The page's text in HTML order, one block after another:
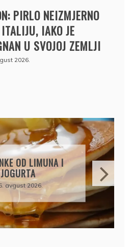
PIRLO NEIZMJERNO
IAKO JE
U SVOJOJ ZEMLJI
2026.
BEZ PEČENJA:
MALINE I
U SAVRŠENOJ